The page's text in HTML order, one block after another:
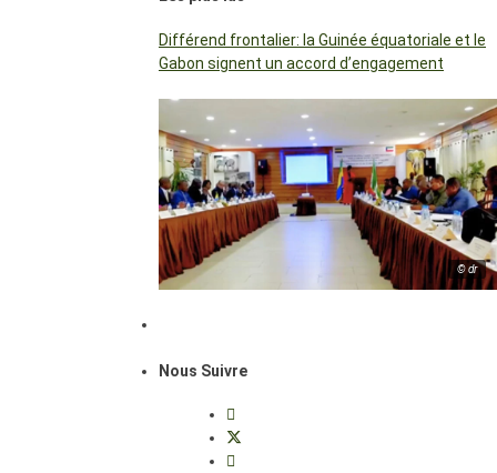
Différend frontalier: la Guinée équatoriale et le
Gabon signent un accord d’engagement
© dr
Nous Suivre